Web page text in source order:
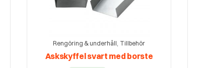
Rengöring & underhåll, Tillbehör
Askskyffel svart med borste